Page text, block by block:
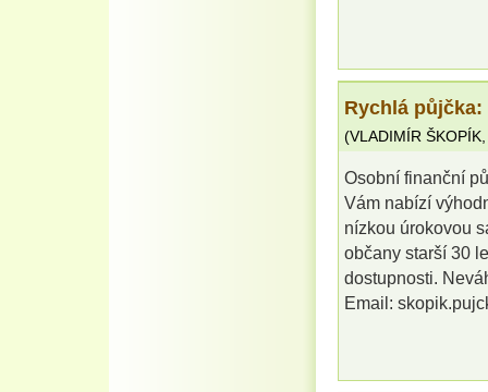
Rychlá
(VLADIMÍR ŠKOPÍK
Osobní finanční
Vám nabízí
nízkou úrokovou
občany starší 30
dostupnosti.
Email: